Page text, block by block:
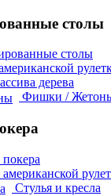
столы
столы
дерева
Фишки /
Стулья и кресла